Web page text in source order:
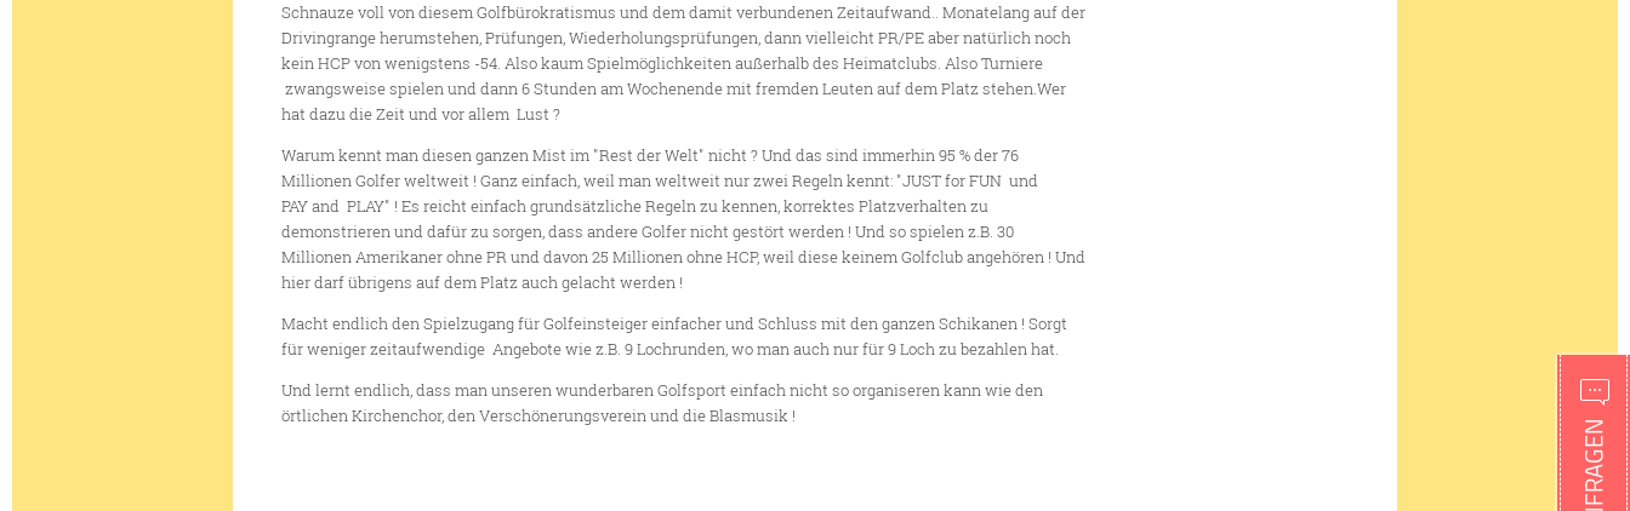
Schnauze voll von diesem Golfbürokratismus und dem damit verbundenen Zeitaufwand.. Monatelang auf der
Drivingrange herumstehen, Prüfungen, Wiederholungsprüfungen, dann vielleicht PR/PE aber natürlich noch
kein HCP von wenigstens -54. Also kaum Spielmöglichkeiten außerhalb des Heimatclubs. Also Turniere
zwangsweise spielen und dann 6 Stunden am Wochenende mit fremden Leuten auf dem Platz stehen.Wer
hat dazu die Zeit und vor allem Lust ?
Warum kennt man diesen ganzen Mist im "Rest der Welt" nicht ? Und das sind immerhin 95 % der 76
Millionen Golfer weltweit ! Ganz einfach, weil man weltweit nur zwei Regeln kennt: "JUST for FUN und
PAY and PLAY" ! Es reicht einfach grundsätzliche Regeln zu kennen, korrektes Platzverhalten zu
demonstrieren und dafür zu sorgen, dass andere Golfer nicht gestört werden ! Und so spielen z.B. 30
Millionen Amerikaner ohne PR und davon 25 Millionen ohne HCP, weil diese keinem Golfclub angehören ! Und
hier darf übrigens auf dem Platz auch gelacht werden !
Macht endlich den Spielzugang für Golfeinsteiger einfacher und Schluss mit den ganzen Schikanen ! Sorgt
für weniger zeitaufwendige Angebote wie z.B. 9 Lochrunden, wo man auch nur für 9 Loch zu bezahlen hat.
Und lernt endlich, dass man unseren wunderbaren Golfsport einfach nicht so organiseren kann wie den
örtlichen Kirchenchor, den Verschönerungsverein und die Blasmusik !